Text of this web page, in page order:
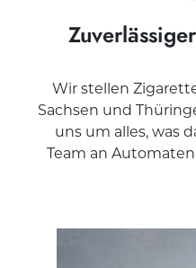
Wir stellen
Sachsen und
uns um alles, was
Team an